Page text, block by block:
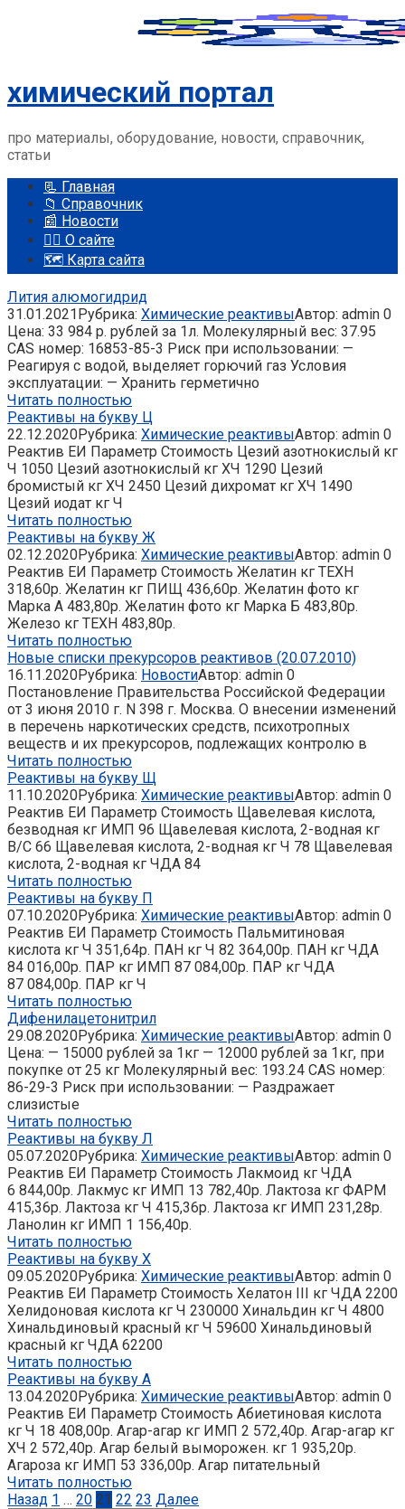
химический портал
про материалы, оборудование, новости, справочник,
статьи
📃 Главная
📁 Справочник
📰 Новости
🤵‍♂️ О сайте
🗺️ Карта сайта
Лития алюмогидрид
31.01.2021Рубрика: Химические реактивыАвтор: admin 0
Цена: 33 984 р. рублей за 1л. Молекулярный вес: 37.95
CAS номер: 16853-85-3 Риск при использовании: —
Реагируя с водой, выделяет горючий газ Условия
эксплуатации: — Хранить герметично
Читать полностью
Реактивы на букву Ц
22.12.2020Рубрика: Химические реактивыАвтор: admin 0
Реактив ЕИ Параметр Стоимость Цезий азотнокислый кг
Ч 1050 Цезий азотнокислый кг ХЧ 1290 Цезий
бромистый кг ХЧ 2450 Цезий дихромат кг ХЧ 1490
Цезий иодат кг Ч
Читать полностью
Реактивы на букву Ж
02.12.2020Рубрика: Химические реактивыАвтор: admin 0
Реактив ЕИ Параметр Стоимость Желатин кг ТЕХН
318,60р. Желатин кг ПИЩ 436,60р. Желатин фото кг
Марка А 483,80р. Желатин фото кг Марка Б 483,80р.
Железо кг ТЕХН 483,80р.
Читать полностью
Новые списки прекурсоров реактивов (20.07.2010)
16.11.2020Рубрика: НовостиАвтор: admin 0
Постановление Правительства Российской Федерации
от 3 июня 2010 г. N 398 г. Москва. О внесении изменений
в перечень наркотических средств, психотропных
веществ и их прекурсоров, подлежащих контролю в
Читать полностью
Реактивы на букву Щ
11.10.2020Рубрика: Химические реактивыАвтор: admin 0
Реактив ЕИ Параметр Стоимость Щавелевая кислота,
безводная кг ИМП 96 Щавелевая кислота, 2-водная кг
В/С 66 Щавелевая кислота, 2-водная кг Ч 78 Щавелевая
кислота, 2-водная кг ЧДА 84
Читать полностью
Реактивы на букву П
07.10.2020Рубрика: Химические реактивыАвтор: admin 0
Реактив ЕИ Параметр Стоимость Пальмитиновая
кислота кг Ч 351,64р. ПАН кг Ч 82 364,00р. ПАН кг ЧДА
84 016,00р. ПАР кг ИМП 87 084,00р. ПАР кг ЧДА
87 084,00р. ПАР кг Ч
Читать полностью
Дифенилацетонитрил
29.08.2020Рубрика: Химические реактивыАвтор: admin 0
Цена: — 15000 рублей за 1кг — 12000 рублей за 1кг, при
покупке от 25 кг Молекулярный вес: 193.24 CAS номер:
86-29-3 Риск при использовании: — Раздражает
слизистые
Читать полностью
Реактивы на букву Л
05.07.2020Рубрика: Химические реактивыАвтор: admin 0
Реактив ЕИ Параметр Стоимость Лакмоид кг ЧДА
6 844,00р. Лакмус кг ИМП 13 782,40р. Лактоза кг ФАРМ
415,36р. Лактоза кг Ч 415,36р. Лактоза кг ИМП 231,28р.
Ланолин кг ИМП 1 156,40р.
Читать полностью
Реактивы на букву Х
09.05.2020Рубрика: Химические реактивыАвтор: admin 0
Реактив ЕИ Параметр Стоимость Хелатон III кг ЧДА 2200
Хелидоновая кислота кг Ч 230000 Хинальдин кг Ч 4800
Хинальдиновый красный кг Ч 59600 Хинальдиновый
красный кг ЧДА 62200
Читать полностью
Реактивы на букву А
13.04.2020Рубрика: Химические реактивыАвтор: admin 0
Реактив ЕИ Параметр Стоимость Абиетиновая кислота
кг Ч 18 408,00р. Агар-агар кг ИМП 2 572,40р. Агар-агар кг
ХЧ 2 572,40р. Агар белый выморожен. кг 1 935,20р.
Агароза кг ИМП 53 336,00р. Агар питательный
Читать полностью
Пагинация
Назад 1 … 20 21 22 23 Далее